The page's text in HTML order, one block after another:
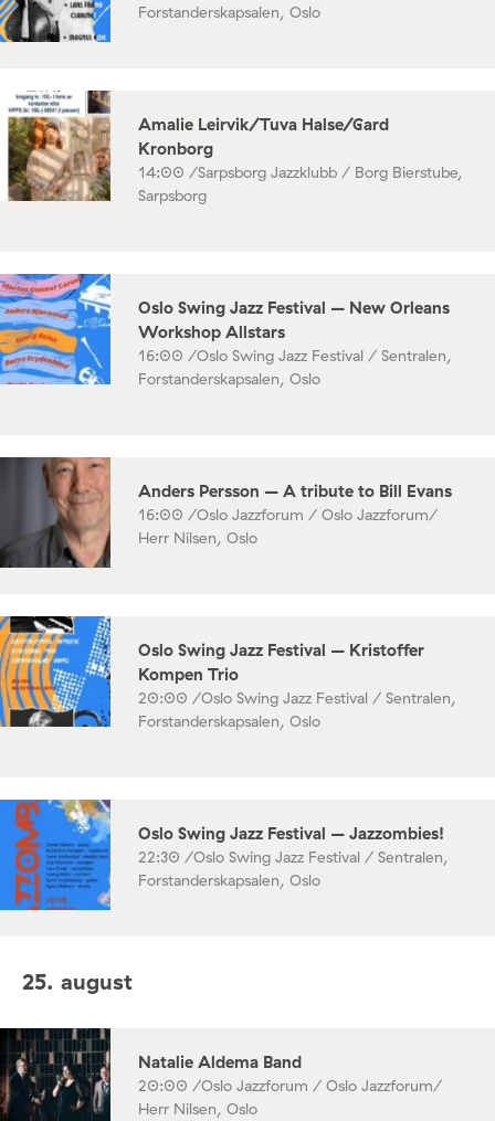
Forstanderskapsalen, Oslo
Amalie Leirvik/Tuva Halse/Gard
Kronborg
14:00 /Sarpsborg Jazzklubb / Borg Bierstube,
Sarpsborg
Oslo Swing Jazz Festival – New Orleans
Workshop Allstars
16:00 /Oslo Swing Jazz Festival / Sentralen,
Forstanderskapsalen, Oslo
Anders Persson – A tribute to Bill Evans
16:00 /Oslo Jazzforum / Oslo Jazzforum/
Herr Nilsen, Oslo
Oslo Swing Jazz Festival – Kristoffer
Kompen Trio
20:00 /Oslo Swing Jazz Festival / Sentralen,
Forstanderskapsalen, Oslo
Oslo Swing Jazz Festival – Jazzombies!
22:30 /Oslo Swing Jazz Festival / Sentralen,
Forstanderskapsalen, Oslo
25. august
Natalie Aldema Band
20:00 /Oslo Jazzforum / Oslo Jazzforum/
Herr Nilsen, Oslo